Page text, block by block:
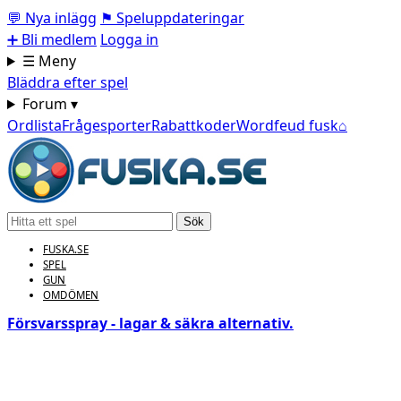
💬 Nya inlägg ⚑ Speluppdateringar
➕ Bli medlem Logga in
☰ Meny
Bläddra efter spel
Forum ▾
OrdlistaFrågesporterRabattkoderWordfeud fusk⌂
Sök
FUSKA.SE
SPEL
GUN
OMDÖMEN
Försvarsspray - lagar & säkra alternativ.